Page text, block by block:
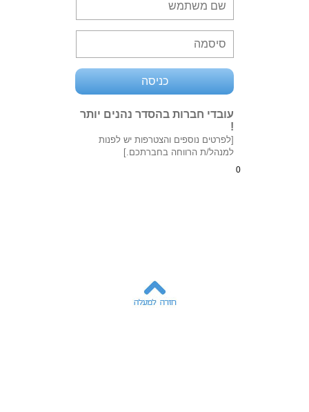
עובדי חברות בהסדר נהנים יותר
!
[לפרטים נוספים והצטרפות יש לפנות
למנהל/ת הרווחה בחברתכם.]
0